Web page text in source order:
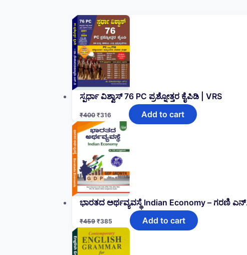
ಸ್ಪರ್ಧಾ ವಿಶ್ವಾಸ್ 76 PC ಪ್ರಶ್ನೋತ್ತರ ಕೈಪಿಡಿ | VRS
₹400 ₹316 Add to cart
ಭಾರತದ ಅರ್ಥವ್ಯವಸ್ಥೆ Indian Economy – ಗರಣಿ ಎನ್.
₹459 ₹385 Add to cart